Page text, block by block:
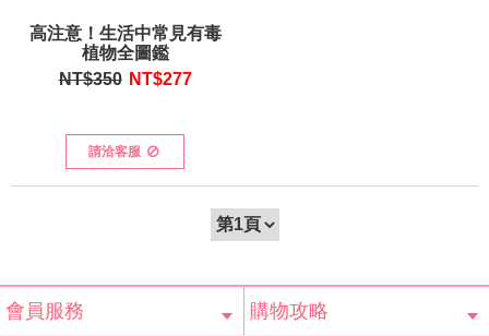
高注意！生活中常見有毒
植物全圖鑑
NT$350 NT$277
請洽客服
會員服務 購物攻略